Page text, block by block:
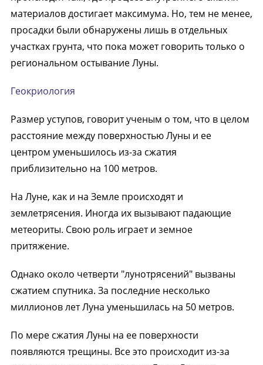
материалов достигает максимума. Но, тем не менее,
просадки были обнаружены лишь в отдельных
участках грунта, что пока может говорить только о
региональном остывание Луны.
Геокриология
Размер уступов, говорит ученым о том, что в целом
расстояние между поверхностью Луны и ее
центром уменьшилось из-за сжатия
приблизительно на 100 метров.
На Луне, как и на Земле происходят и
землетрясения. Иногда их вызывают падающие
метеориты. Свою роль играет и земное
притяжение.
Однако около четверти "лунотрясений" вызваны
сжатием спутника. За последние несколько
миллионов лет Луна уменьшилась на 50 метров.
По мере сжатия Луны на ее поверхности
появляются трещины. Все это происходит из-за